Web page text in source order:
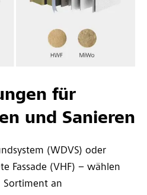
für
und Sanieren
(WDVS) oder
Fassade (VHF) – wählen
Sortiment an